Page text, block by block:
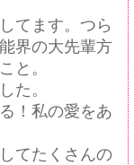
てます。つら
界の大先輩方
と。
た。
！私の愛をあ
てたくさんの